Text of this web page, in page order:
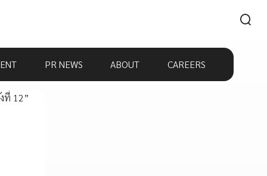
PR NEWS ABOUT CAREERS